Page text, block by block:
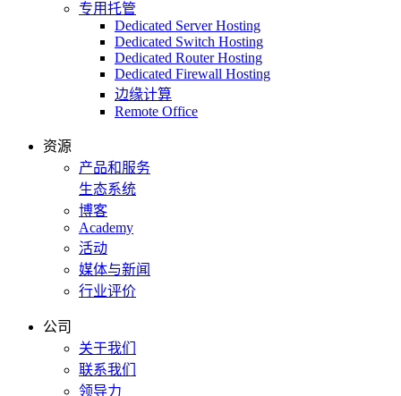
专用托管
Dedicated Server Hosting
Dedicated Switch Hosting
Dedicated Router Hosting
Dedicated Firewall Hosting
边缘计算
Remote Office
资源
产品和服务
生态系统
博客
Academy
活动
媒体与新闻
行业评价
公司
关于我们
联系我们
领导力